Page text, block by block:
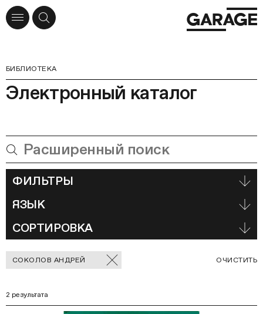
БИБЛИОТЕКА
Электронный каталог
ФИЛЬТРЫ
ЯЗЫК
СОРТИРОВКА
Отмеченные
фильтры
СОКОЛОВ АНДРЕЙ ОЧИСТИТЬ
2 результата